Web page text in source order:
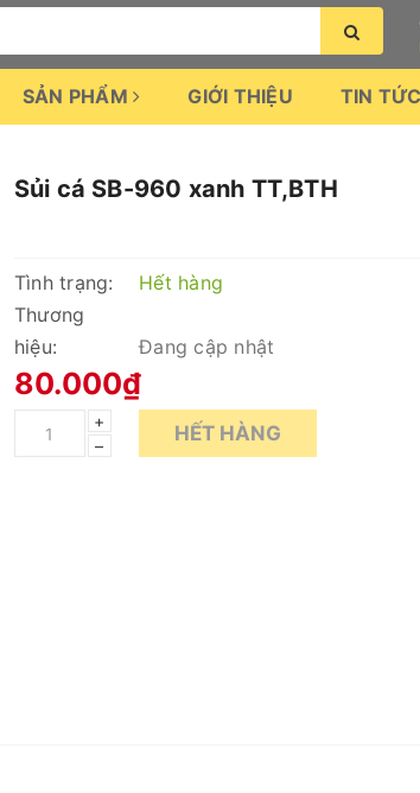
SẢN PHẨM GIỚI THIỆU TIN TỨC
Sủi cá SB-960 xanh TT,BTH
Tình trạng:
Hết hàng
Thương
hiệu:
Đang cập nhật
80.000₫
+
–
HẾT HÀNG